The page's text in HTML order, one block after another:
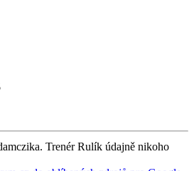
Trenér Rulík údajně nikoho